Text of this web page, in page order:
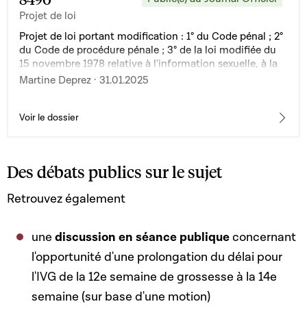
Projet de loi
Projet de loi portant modification : 1° du Code pénal ; 2°
du Code de procédure pénale ; 3° de la loi modifiée du
15 novembre 1978 relative à l'information sexuelle, à la
prévention de l'avortement clandestin et à la
Martine Deprez · 31.01.2025
Voir le dossier
Des débats publics sur le sujet
Retrouvez également
unediscussion en séance publiqueconcernant
l'opportunité d'une prolongation du délai pour
l'IVG de la 12e semaine de grossesse à la 14e
semaine (sur base d'une motion)